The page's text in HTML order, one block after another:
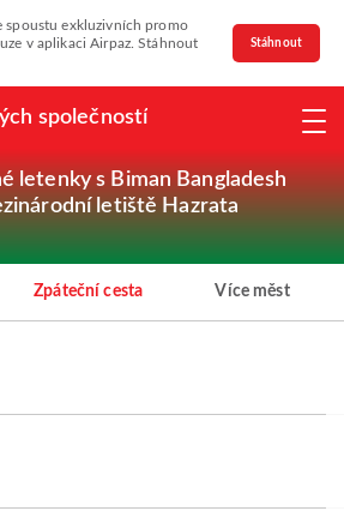
spoustu exkluzivních promo
v aplikaci Airpaz. Stáhnout
Stáhnout
společností
letenky s Biman Bangladesh
letiště Hazrata
Zpáteční cesta Více měst